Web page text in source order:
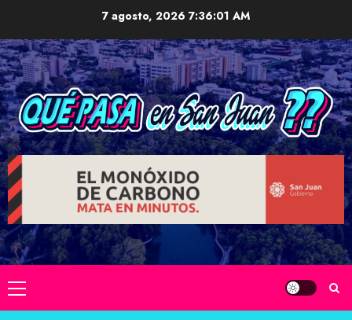
content
7 agosto, 2026 7:36:02 AM
Primary
Menu